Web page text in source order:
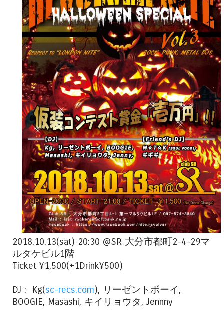
2018.10.13(sat) 20:30 @SR 大分市都町2-4-29マ
ルタケビル1階
Ticket ¥1,500(+1Drink¥500)
DJ : Kg(sc-recs.com), リーゼントボーイ,
BOOGIE, Masashi, キイリョウタ, Jennny